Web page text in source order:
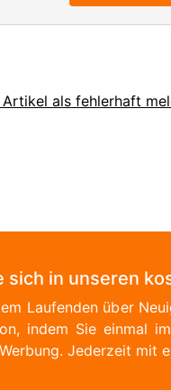
Artikel als fehlerhaft
sich in unseren
Laufenden über
indem Sie einmal
Jederzeit mit